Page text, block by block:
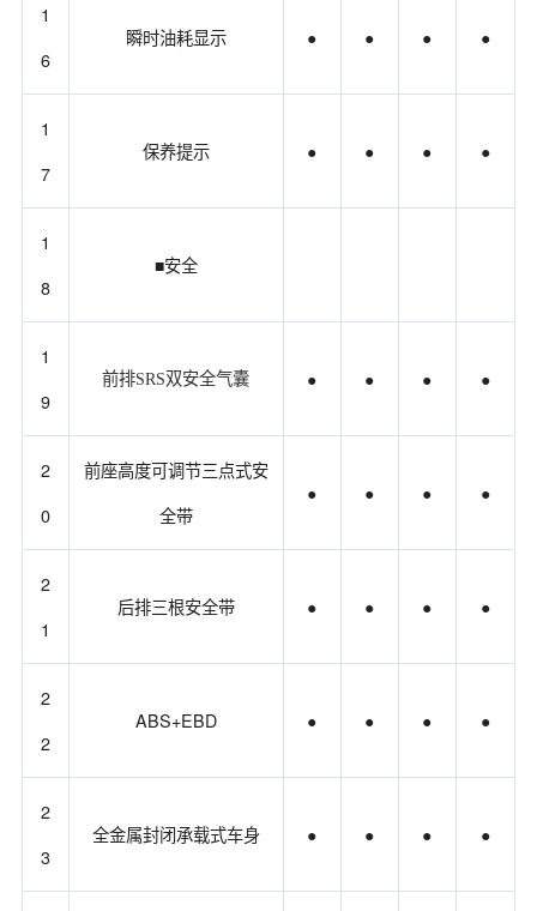
1
6
瞬时油耗显示 ● ● ● ●
1
7
保养提示 ● ● ● ●
1
8
■安全
1
9
前排SRS双安全气囊 ● ● ● ●
2
0
前座高度可调节三点式安
全带
● ● ● ●
2
1
后排三根安全带 ● ● ● ●
2
2
ABS+EBD ● ● ● ●
2
3
全金属封闭承载式车身 ● ● ● ●